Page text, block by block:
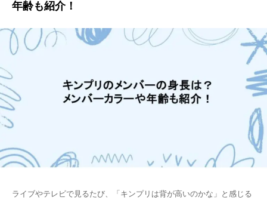
年齢も紹介！
ライブやテレビで見るたび、「キンプリは背が高いのかな」と感じる
Privacy Policy
About us
芸能人の身長体重